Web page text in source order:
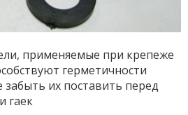
применяемые при крепеже
герметичности
их поставить перед
гаек